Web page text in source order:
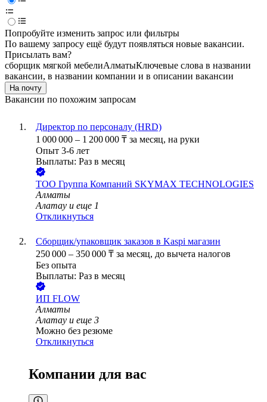
Попробуйте изменить запрос или фильтры
По вашему запросу ещё будут появляться новые вакансии.
Присылать вам?
сборщик мягкой мебелиАлматыКлючевые слова в названии
вакансии, в названии компании и в описании вакансии
На почту
Вакансии по похожим запросам
Директор по персоналу (HRD)
1 000 000 – 1 200 000 ₸ за месяц, на руки
Опыт 3-6 лет
Выплаты: Раз в месяц
ТОО Группа Компаний SKYMAX TECHNOLOGIES
Алматы
Алатау и еще 1
Откликнуться
Сборщик/упаковщик заказов в Kaspi магазин
250 000 – 350 000 ₸ за месяц, до вычета налогов
Без опыта
Выплаты: Раз в месяц
ИП FLOW
Алматы
Алатау и еще 3
Можно без резюме
Откликнуться
Компании для вас